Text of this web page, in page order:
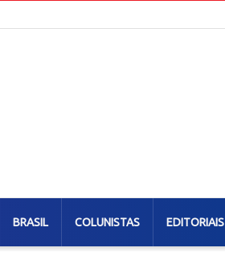
BRASIL COLUNISTAS EDITORIAIS